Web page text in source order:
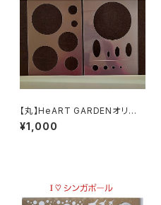
【丸】HeART GARDENオリジ
ナルステンシル
¥1,000